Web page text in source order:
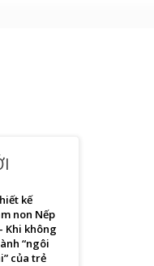
kế
non Nếp
Khi không
“ngôi
của trẻ